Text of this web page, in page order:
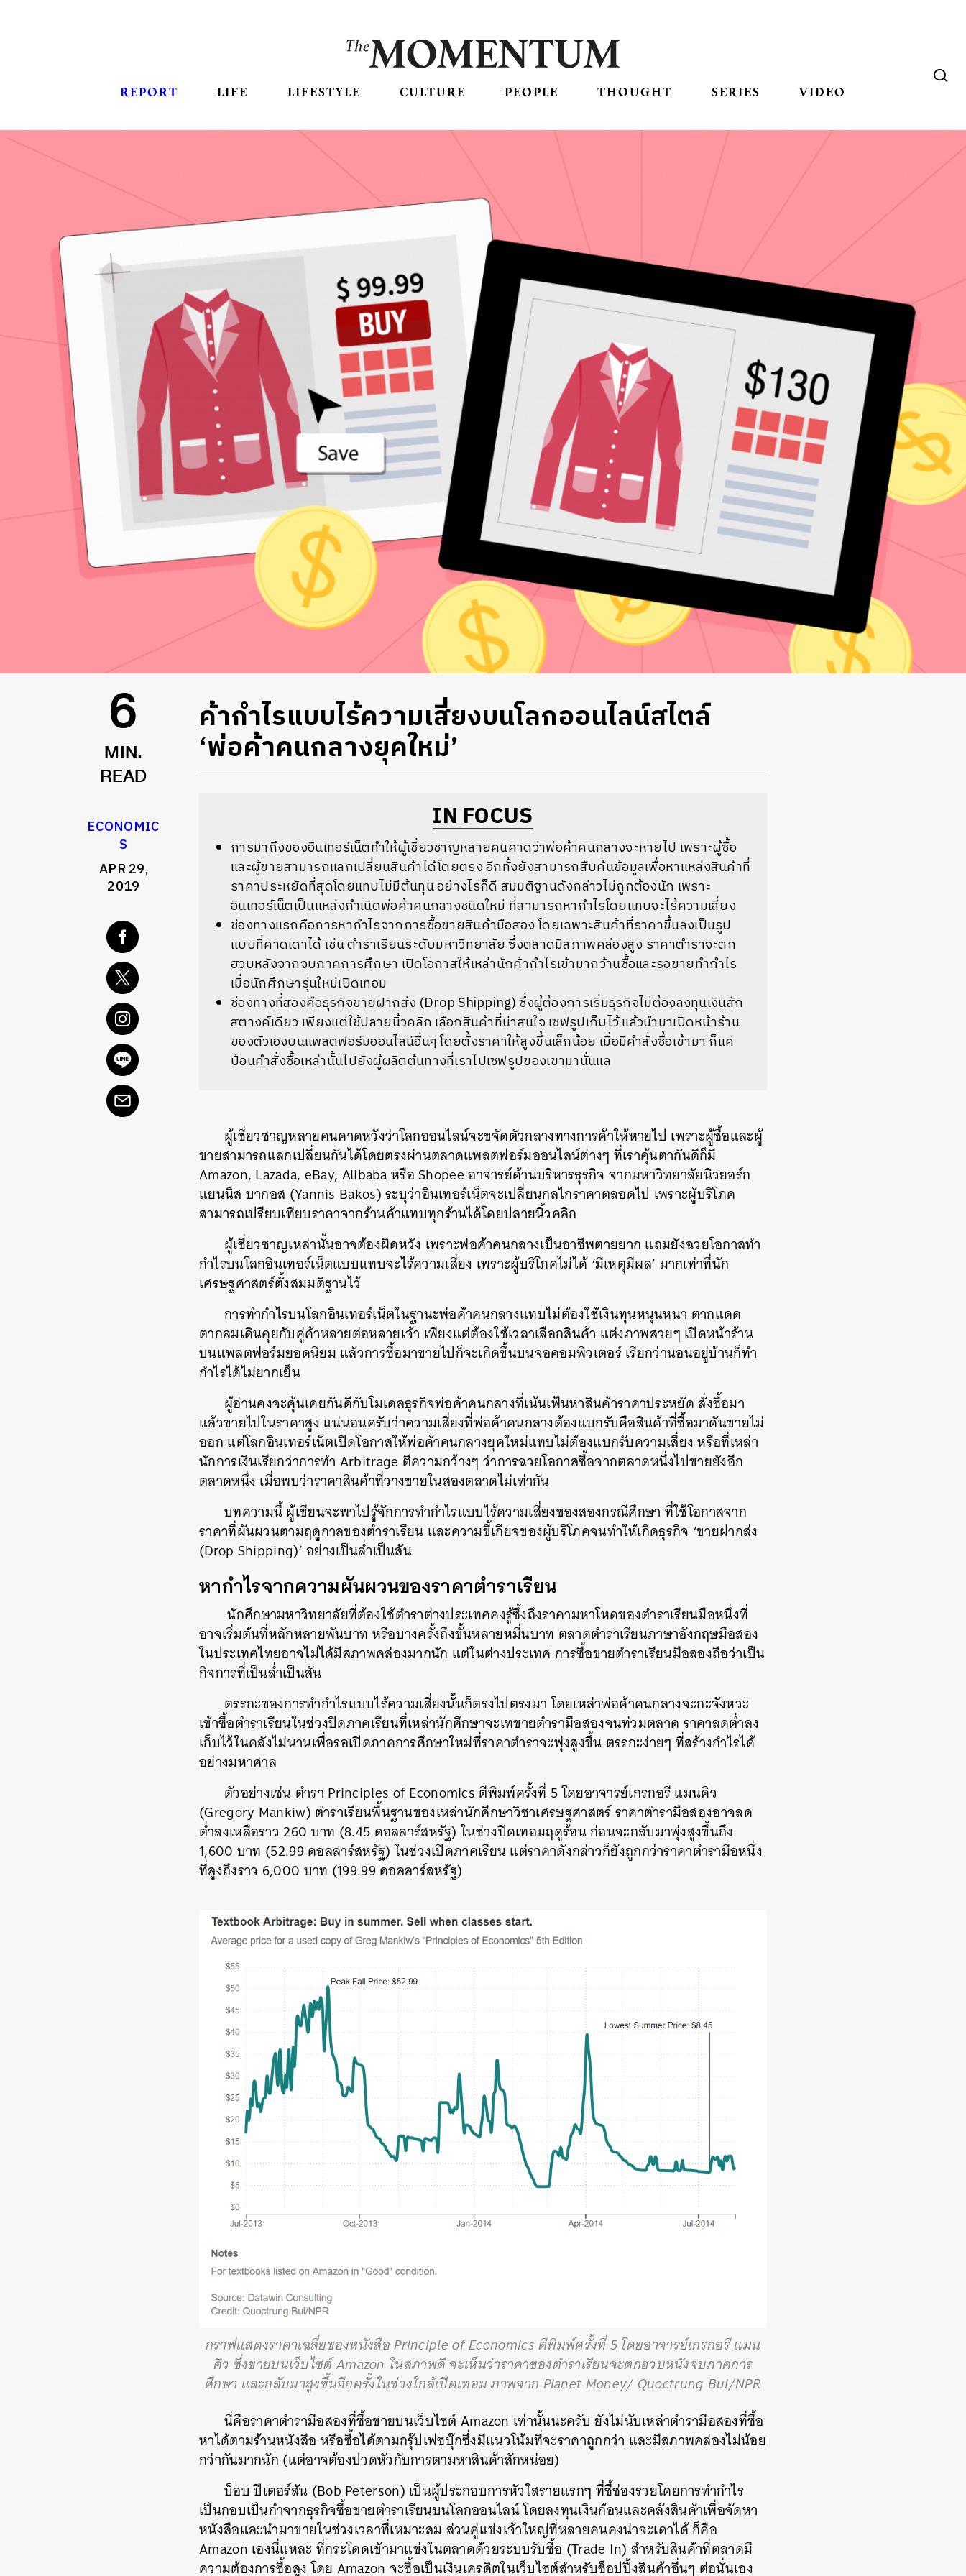
REPORT LIFE LIFESTYLE CULTURE PEOPLE THOUGHT SERIES VIDEO
6
MIN.
READ
ECONOMIC
S
APR 29,
2019
ค้ากำไรแบบไร้ความเสี่ยงบนโลกออนไลน์สไตล์
‘พ่อค้าคนกลางยุคใหม่’
IN FOCUS
การมาถึงของอินเทอร์เน็ตทำให้ผู้เชี่ยวชาญหลายคนคาดว่าพ่อค้าคนกลางจะหายไป เพราะผู้ซื้อ
และผู้ขายสามารถแลกเปลี่ยนสินค้าได้โดยตรง อีกทั้งยังสามารถสืบค้นข้อมูลเพื่อหาแหล่งสินค้าที่
ราคาประหยัดที่สุดโดยแทบไม่มีต้นทุน อย่างไรก็ดี สมมติฐานดังกล่าวไม่ถูกต้องนัก เพราะ
อินเทอร์เน็ตเป็นแหล่งกำเนิดพ่อค้าคนกลางชนิดใหม่ ที่สามารถหากำไรโดยแทบจะไร้ความเสี่ยง
ช่องทางแรกคือการหากำไรจากการซื้อขายสินค้ามือสอง โดยเฉพาะสินค้าที่ราคาขึ้นลงเป็นรูป
แบบที่คาดเดาได้ เช่น ตำราเรียนระดับมหาวิทยาลัย ซึ่งตลาดมีสภาพคล่องสูง ราคาตำราจะตก
ฮวบหลังจากจบภาคการศึกษา เปิดโอกาสให้เหล่านักค้ากำไรเข้ามากว้านซื้อและรอขายทำกำไร
เมื่อนักศึกษารุ่นใหม่เปิดเทอม
ช่องทางที่สองคือธุรกิจขายฝากส่ง (Drop Shipping) ซึ่งผู้ต้องการเริ่มธุรกิจไม่ต้องลงทุนเงินสัก
สตางค์เดียว เพียงแต่ใช้ปลายนิ้วคลิก เลือกสินค้าที่น่าสนใจ เซฟรูปเก็บไว้ แล้วนำมาเปิดหน้าร้าน
ของตัวเองบนแพลตฟอร์มออนไลน์อื่นๆ โดยตั้งราคาให้สูงขึ้นเล็กน้อย เมื่อมีคำสั่งซื้อเข้ามา ก็แค่
ป้อนคำสั่งซื้อเหล่านั้นไปยังผู้ผลิตต้นทางที่เราไปเซฟรูปของเขามานั่นแล
ผู้เชี่ยวชาญหลายคนคาดหวังว่าโลกออนไลน์จะขจัดตัวกลางทางการค้าให้หายไป เพราะผู้ซื้อและผู้
ขายสามารถแลกเปลี่ยนกันได้โดยตรงผ่านตลาดแพลตฟอร์มออนไลน์ต่างๆ ที่เราคุ้นตากันดีก็มี
Amazon, Lazada, eBay, Alibaba หรือ Shopee อาจารย์ด้านบริหารธุรกิจ จากมหาวิทยาลัยนิวยอร์ก
แยนนิส บากอส (Yannis Bakos) ระบุว่าอินเทอร์เน็ตจะเปลี่ยนกลไกราคาตลอดไป เพราะผู้บริโภค
สามารถเปรียบเทียบราคาจากร้านค้าแทบทุกร้านได้โดยปลายนิ้วคลิก
ผู้เชี่ยวชาญเหล่านั้นอาจต้องผิดหวัง เพราะพ่อค้าคนกลางเป็นอาชีพตายยาก แถมยังฉวยโอกาสทำ
กำไรบนโลกอินเทอร์เน็ตแบบแทบจะไร้ความเสี่ยง เพราะผู้บริโภคไม่ได้ ‘มีเหตุมีผล’ มากเท่าที่นัก
เศรษฐศาสตร์ตั้งสมมติฐานไว้
การทำกำไรบนโลกอินเทอร์เน็ตในฐานะพ่อค้าคนกลางแทบไม่ต้องใช้เงินทุนหนุนหนา ตากแดด
ตากลมเดินคุยกับคู่ค้าหลายต่อหลายเจ้า เพียงแต่ต้องใช้เวลาเลือกสินค้า แต่งภาพสวยๆ เปิดหน้าร้าน
บนแพลตฟอร์มยอดนิยม แล้วการซื้อมาขายไปก็จะเกิดขึ้นบนจอคอมพิวเตอร์ เรียกว่านอนอยู่บ้านก็ทำ
กำไรได้ไม่ยากเย็น
ผู้อ่านคงจะคุ้นเคยกันดีกับโมเดลธุรกิจพ่อค้าคนกลางที่เน้นเฟ้นหาสินค้าราคาประหยัด สั่งซื้อมา
แล้วขายไปในราคาสูง แน่นอนครับว่าความเสี่ยงที่พ่อค้าคนกลางต้องแบกรับคือสินค้าที่ซื้อมาดันขายไม่
ออก แต่โลกอินเทอร์เน็ตเปิดโอกาสให้พ่อค้าคนกลางยุคใหม่แทบไม่ต้องแบกรับความเสี่ยง หรือที่เหล่า
นักการเงินเรียกว่าการทำ Arbitrage ตีความกว้างๆ ว่าการฉวยโอกาสซื้อจากตลาดหนึ่งไปขายยังอีก
ตลาดหนึ่ง เมื่อพบว่าราคาสินค้าที่วางขายในสองตลาดไม่เท่ากัน
บทความนี้ ผู้เขียนจะพาไปรู้จักการทำกำไรแบบไร้ความเสี่ยงของสองกรณีศึกษา ที่ใช้โอกาสจาก
ราคาที่ผันผวนตามฤดูกาลของตำราเรียน และความขี้เกียจของผู้บริโภคจนทำให้เกิดธุรกิจ ‘ขายฝากส่ง
(Drop Shipping)’ อย่างเป็นล่ำเป็นสัน
หากำไรจากความผันผวนของราคาตำราเรียน
นักศึกษามหาวิทยาลัยที่ต้องใช้ตำราต่างประเทศคงรู้ซึ้งถึงราคามหาโหดของตำราเรียนมือหนึ่งที่
อาจเริ่มต้นที่หลักหลายพันบาท หรือบางครั้งถึงขั้นหลายหมื่นบาท ตลาดตำราเรียนภาษาอังกฤษมือสอง
ในประเทศไทยอาจไม่ได้มีสภาพคล่องมากนัก แต่ในต่างประเทศ การซื้อขายตำราเรียนมือสองถือว่าเป็น
กิจการที่เป็นล่ำเป็นสัน
ตรรกะของการทำกำไรแบบไร้ความเสี่ยงนั้นก็ตรงไปตรงมา โดยเหล่าพ่อค้าคนกลางจะกะจังหวะ
เข้าซื้อตำราเรียนในช่วงปิดภาคเรียนที่เหล่านักศึกษาจะเทขายตำรามือสองจนท่วมตลาด ราคาลดต่ำลง
เก็บไว้ในคลังไม่นานเพื่อรอเปิดภาคการศึกษาใหม่ที่ราคาตำราจะพุ่งสูงขึ้น ตรรกะง่ายๆ ที่สร้างกำไรได้
อย่างมหาศาล
ตัวอย่างเช่น ตำรา Principles of Economics ตีพิมพ์ครั้งที่ 5 โดยอาจารย์เกรกอรี แมนคิว
(Gregory Mankiw) ตำราเรียนพื้นฐานของเหล่านักศึกษาวิชาเศรษฐศาสตร์ ราคาตำรามือสองอาจลด
ต่ำลงเหลือราว 260 บาท (8.45 ดอลลาร์สหรัฐ) ในช่วงปิดเทอมฤดูร้อน ก่อนจะกลับมาพุ่งสูงขึ้นถึง
1,600 บาท (52.99 ดอลลาร์สหรัฐ) ในช่วงเปิดภาคเรียน แต่ราคาดังกล่าวก็ยังถูกกว่าราคาตำรามือหนึ่ง
ที่สูงถึงราว 6,000 บาท (199.99 ดอลลาร์สหรัฐ)
กราฟแสดงราคาเฉลี่ยของหนังสือ Principle of Economics ตีพิมพ์ครั้งที่ 5 โดยอาจารย์เกรกอรี แมน
คิว ซึ่งขายบนเว็บไซต์ Amazon ในสภาพดี จะเห็นว่าราคาของตำราเรียนจะตกฮวบหนังจบภาคการ
ศึกษา และกลับมาสูงขึ้นอีกครั้งในช่วงใกล้เปิดเทอม ภาพจาก Planet Money/ Quoctrung Bui/NPR
นี่คือราคาตำรามือสองที่ซื้อขายบนเว็บไซต์ Amazon เท่านั้นนะครับ ยังไม่นับเหล่าตำรามือสองที่ซื้อ
หาได้ตามร้านหนังสือ หรือซื้อได้ตามกรุ๊ปเฟซบุ๊กซึ่งมีแนวโน้มที่จะราคาถูกกว่า และมีสภาพคล่องไม่น้อย
กว่ากันมากนัก (แต่อาจต้องปวดหัวกับการตามหาสินค้าสักหน่อย)
บ็อบ ปีเตอร์สัน (Bob Peterson) เป็นผู้ประกอบการหัวใสรายแรกๆ ที่ชี้ช่องรวยโดยการทำกำไร
เป็นกอบเป็นกำจากธุรกิจซื้อขายตำราเรียนบนโลกออนไลน์ โดยลงทุนเงินก้อนและคลังสินค้าเพื่อจัดหา
หนังสือและนำมาขายในช่วงเวลาที่เหมาะสม ส่วนคู่แข่งเจ้าใหญ่ที่หลายคนคงน่าจะเดาได้ ก็คือ
Amazon เองนี่แหละ ที่กระโดดเข้ามาแข่งในตลาดด้วยระบบรับซื้อ (Trade In) สำหรับสินค้าที่ตลาดมี
ความต้องการซื้อสูง โดย Amazon จะซื้อเป็นเงินเครดิตในเว็บไซต์สำหรับช็อปปิ้งสินค้าอื่นๆ ต่อนั่นเอง
SHARE TWEET LINE EMAIL